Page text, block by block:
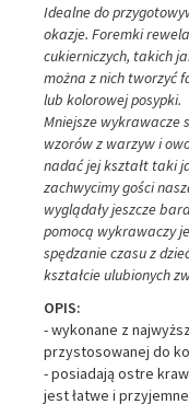
Idealne do
okazje. Foremki
cukierniczych, takich
można z nich tworzyć
lub kolorowej posypki.
Mniejsze wykrawacze
wzorów z warzyw i
nadać jej kształt taki
zachwycimy gości
wyglądały jeszcze
pomocą wykrawaczy
spędzanie czasu z
kształcie ulubionych
OPIS:
- wykonane z
przystosowanej do
- posiadają ostre
jest łatwe i przyjemne